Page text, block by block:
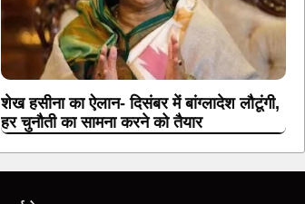
शेख हसीना का ऐलान- दिसंबर में बांग्लादेश लौटूंगी,
हर चुनौती का सामना करने को तैयार